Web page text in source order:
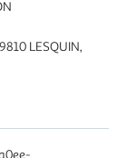
LESQUIN,